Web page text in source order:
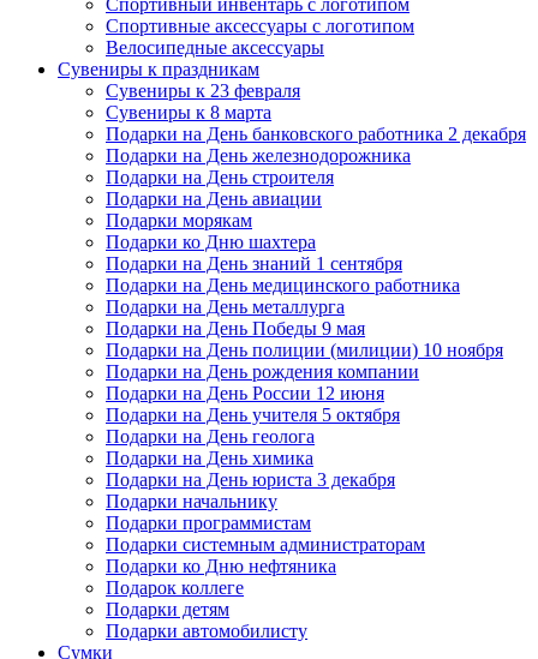
Спортивные аксессуары с логотипом
Велосипедные аксессуары
Сувениры к праздникам
Сувениры к 23 февраля
Сувениры к 8 марта
Подарки на День банковского работника 2 декабря
Подарки на День железнодорожника
Подарки на День строителя
Подарки на День авиации
Подарки морякам
Подарки ко Дню шахтера
Подарки на День знаний 1 сентября
Подарки на День медицинского работника
Подарки на День металлурга
Подарки на День Победы 9 мая
Подарки на День полиции (милиции) 10 ноября
Подарки на День рождения компании
Подарки на День России 12 июня
Подарки на День учителя 5 октября
Подарки на День геолога
Подарки на День химика
Подарки на День юриста 3 декабря
Подарки начальнику
Подарки программистам
Подарки системным администраторам
Подарки ко Дню нефтяника
Подарок коллеге
Подарки детям
Подарки автомобилисту
Сумки
Нажмите, чтобы увеличить